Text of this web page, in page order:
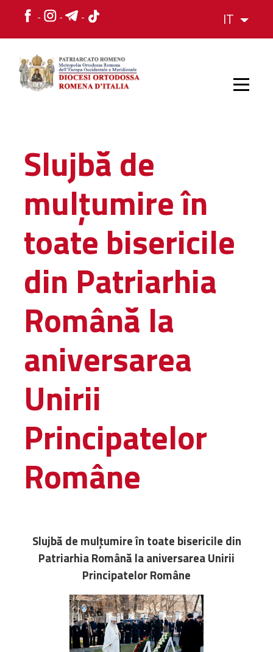
IT
STORIA
L'ORGANIZZAZIONE
L'ORGANIZZAZIONE
La Struttura
Amministrativa
Monasteri,
chiese e
monumenti
Diaconie
Parrocchie
RISORSE
RISORSE
Apostolia Italia
Lettere pastorali
Biblioteca
Risorse multimediali
Opinioni Ortodosse
Dalla vita
della”famiglia” della
diocesi
Slujbă de
mulţumire în
toate bisericile
din Patriarhia
Română la
aniversarea
Unirii
Principatelor
Române
Slujbă de mulţumire în toate bisericile din
Patriarhia Română la aniversarea Unirii
Principatelor Române